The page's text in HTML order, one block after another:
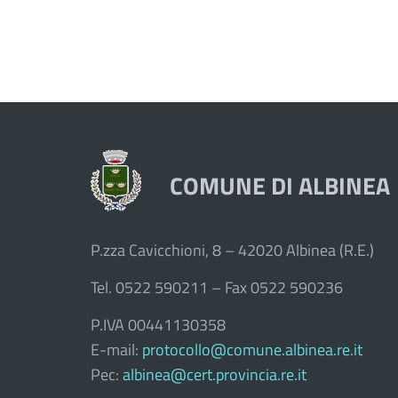
COMUNE DI ALBINEA
P.zza Cavicchioni, 8 – 42020 Albinea (R.E.)
Tel. 0522 590211 – Fax 0522 590236
P.IVA 00441130358
E-mail: protocollo@comune.albinea.re.it
Pec: albinea@cert.provincia.re.it